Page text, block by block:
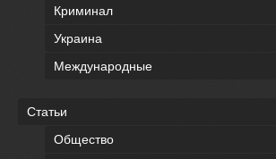
Криминал
Украина
Международные
Статьи
Общество